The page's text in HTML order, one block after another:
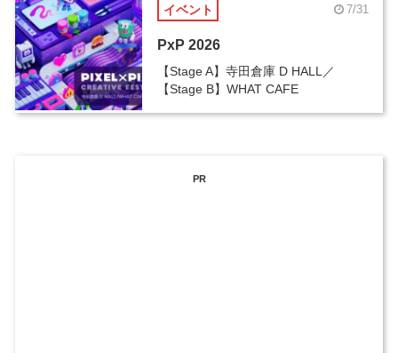
イベント 7/31
PxP 2026
【Stage A】寺田倉庫 D HALL／
【Stage B】WHAT CAFE
PR